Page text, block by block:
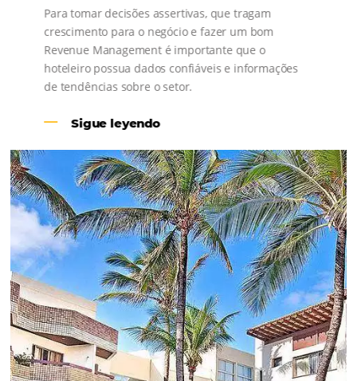
Revenue Management na
Hotelaria:
Para tomar decisões assertivas, que tragam
crescimento para o negócio e fazer um bom
Revenue Management é importante que o
hoteleiro possua dados confiáveis e informações
de tendências sobre o setor.